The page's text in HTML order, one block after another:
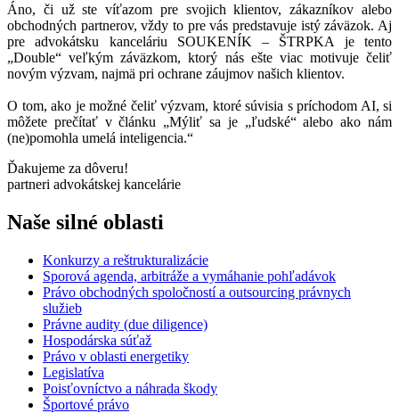
Áno, či už ste víťazom pre svojich klientov, zákazníkov alebo
obchodných partnerov, vždy to pre vás predstavuje istý záväzok. Aj
pre advokátsku kanceláriu SOUKENÍK – ŠTRPKA je tento
„Double“ veľkým záväzkom, ktorý nás ešte viac motivuje čeliť
novým výzvam, najmä pri ochrane záujmov našich klientov.
O tom, ako je možné čeliť výzvam, ktoré súvisia s príchodom AI, si
môžete prečítať v článku „Mýliť sa je „ľudské“ alebo ako nám
(ne)pomohla umelá inteligencia.“
Ďakujeme za dôveru!
partneri advokátskej kancelárie
Naše silné oblasti
Konkurzy a reštrukturalizácie
Sporová agenda, arbitráže a vymáhanie pohľadávok
Právo obchodných spoločnostía outsourcing právnych
služieb
Právne audity (due diligence)
Hospodárska súťaž
Právo v oblasti energetiky
Legislatíva
Poisťovníctvo a náhrada škody
Športové právo